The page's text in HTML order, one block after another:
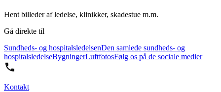
Hent billeder af ledelse, klinikker, skadestue m.m.
Gå direkte til
Sundheds- og hospitalsledelsenDen samlede sundheds- og
hospitalsledelseBygningerLuftfotosFølg os på de sociale medier
Kontakt